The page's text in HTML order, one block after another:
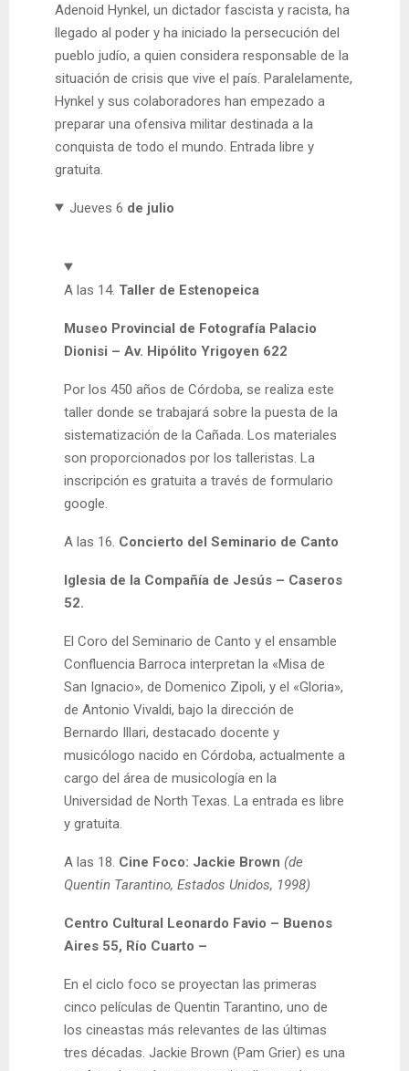
Adenoid Hynkel, un dictador fascista y racista, ha
llegado al poder y ha iniciado la persecución del
pueblo judío, a quien considera responsable de la
situación de crisis que vive el país. Paralelamente,
Hynkel y sus colaboradores han empezado a
preparar una ofensiva militar destinada a la
conquista de todo el mundo. Entrada libre y
gratuita.
Jueves 6 de julio
A las 14. Taller de Estenopeica
Museo Provincial de Fotografía Palacio
Dionisi – Av. Hipólito Yrigoyen 622
Por los 450 años de Córdoba, se realiza este
taller donde se trabajará sobre la puesta de la
sistematización de la Cañada. Los materiales
son proporcionados por los talleristas. La
inscripción es gratuita a través de formulario
google.
A las 16. Concierto del Seminario de Canto
Iglesia de la Compañía de Jesús – Caseros
52.
El Coro del Seminario de Canto y el ensamble
Confluencia Barroca interpretan la «Misa de
San Ignacio», de Domenico Zipoli, y el «Gloria»,
de Antonio Vivaldi, bajo la dirección de
Bernardo Illari, destacado docente y
musicólogo nacido en Córdoba, actualmente a
cargo del área de musicología en la
Universidad de North Texas. La entrada es libre
y gratuita.
A las 18. Cine Foco: Jackie Brown (de
Quentin Tarantino, Estados Unidos, 1998)
Centro Cultural Leonardo Favio – Buenos
Aires 55, Río Cuarto –
En el ciclo foco se proyectan las primeras
cinco películas de Quentin Tarantino, uno de
los cineastas más relevantes de las últimas
tres décadas. Jackie Brown (Pam Grier) es una